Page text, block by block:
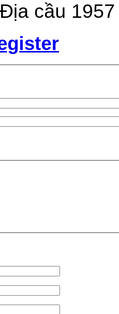
cầu